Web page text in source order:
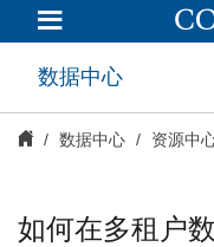
在
据
数据中心
数据中心 资源中
如何在多租户